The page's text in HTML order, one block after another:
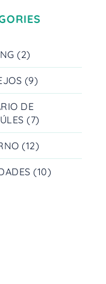
(2)
(9)
DE
(7)
(12)
(10)